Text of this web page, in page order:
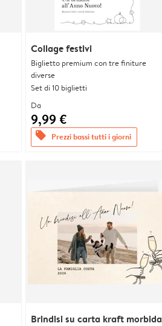
Collage festivi
Biglietto premium con tre finiture
diverse
Set di 10 biglietti
Da
9,99 €
offers Prezzi bassi tutti i giorni
Brindisi su carta kraft morbida